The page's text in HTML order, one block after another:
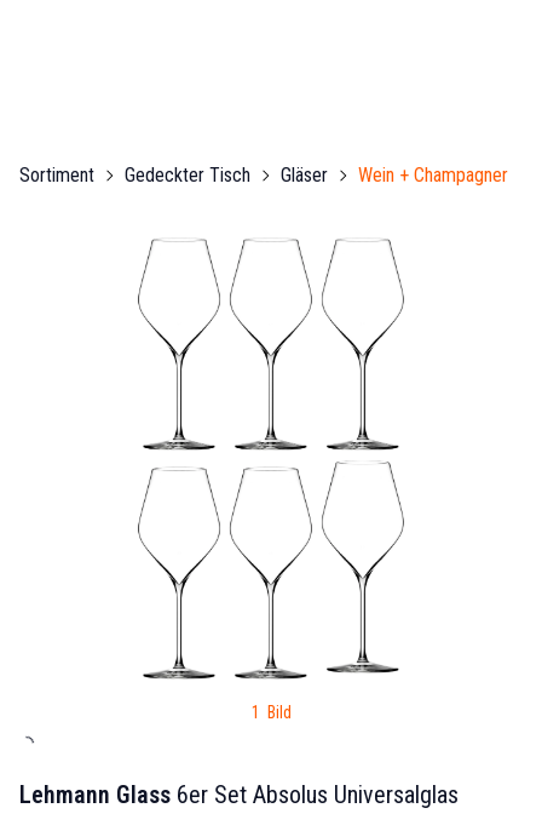
Sortiment Gedeckter Tisch Gläser Wein + Champagner
1 Bild
Lehmann Glass 6er Set Absolus Universalglas